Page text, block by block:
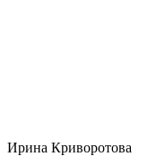
Ирина Криворотова